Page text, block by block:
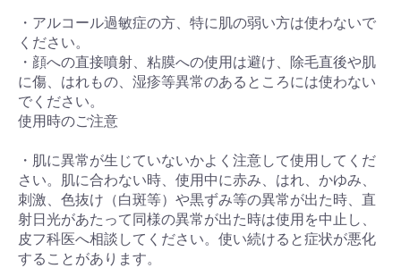
・アルコール過敏症の方、特に肌の弱い方は使わないで
ください。
・顔への直接噴射、粘膜への使用は避け、除毛直後や肌
に傷、はれもの、湿疹等異常のあるところには使わない
でください。
使用時のご注意
・肌に異常が生じていないかよく注意して使用してくだ
さい。肌に合わない時、使用中に赤み、はれ、かゆみ、
刺激、色抜け（白斑等）や黒ずみ等の異常が出た時、直
射日光があたって同様の異常が出た時は使用を中止し、
皮フ科医へ相談してください。使い続けると症状が悪化
することがあります。